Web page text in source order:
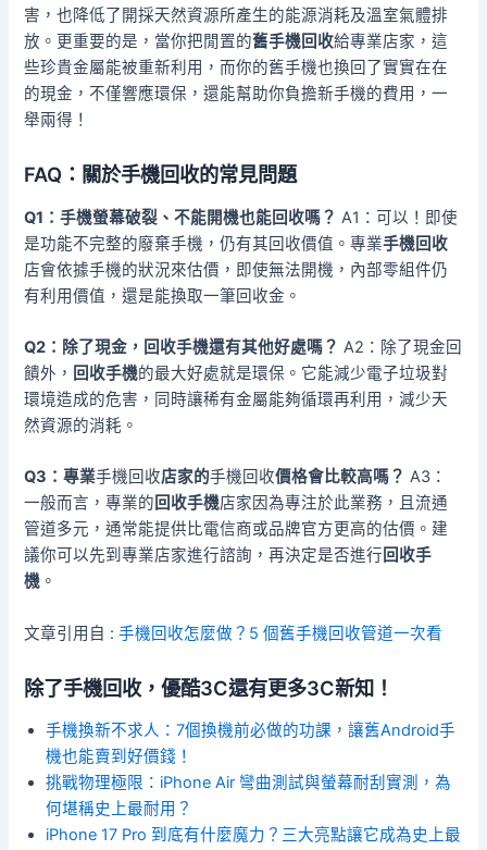
害，也降低了開採天然資源所產生的能源消耗及溫室氣體排
放。更重要的是，當你把閒置的舊手機回收給專業店家，這
些珍貴金屬能被重新利用，而你的舊手機也換回了實實在在
的現金，不僅響應環保，還能幫助你負擔新手機的費用，一
舉兩得！
FAQ：關於手機回收的常見問題
Q1：手機螢幕破裂、不能開機也能回收嗎？ A1：可以！即使
是功能不完整的廢棄手機，仍有其回收價值。專業手機回收
店會依據手機的狀況來估價，即使無法開機，內部零組件仍
有利用價值，還是能換取一筆回收金。
Q2：除了現金，回收手機還有其他好處嗎？ A2：除了現金回
饋外， 回收手機的最大好處就是環保。它能減少電子垃圾對
環境造成的危害，同時讓稀有金屬能夠循環再利用，減少天
然資源的消耗。
Q3：專業手機回收店家的手機回收價格會比較高嗎？ A3：
一般而言，專業的 回收手機店家因為專注於此業務，且流通
管道多元，通常能提供比電信商或品牌官方更高的估價。建
議你可以先到專業店家進行諮詢，再決定是否進行 回收手
機 。
文章引用自 :手機回收怎麼做？5 個舊手機回收管道一次看
除了手機回收，優酷3C還有更多3C新知！
手機換新不求人：7個換機前必做的功課，讓舊Android手
機也能賣到好價錢！
挑戰物理極限：iPhone Air 彎曲測試與螢幕耐刮實測，為
何堪稱史上最耐用？
iPhone 17 Pro 到底有什麼魔力？三大亮點讓它成為史上最